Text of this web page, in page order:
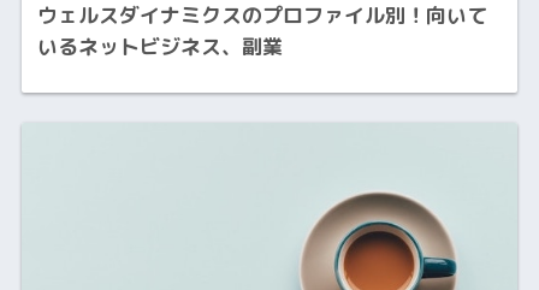
ウェルスダイナミクスのプロファイル別！向いて
いるネットビジネス、副業